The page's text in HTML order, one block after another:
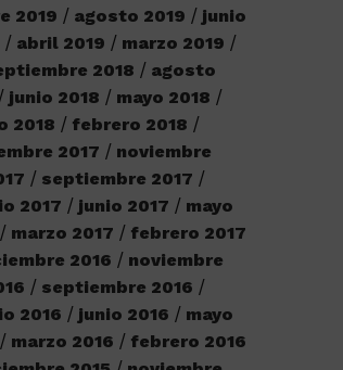
2019 agosto 2019
junio
abril 2019
marzo 2019
2018
agosto
junio 2018
mayo 2018
2018
febrero 2018
2017
noviembre
septiembre 2017
2017 junio 2017
mayo
marzo 2017
febrero 2017
2016
noviembre
septiembre 2016
2016 junio 2016
mayo
marzo 2016
febrero 2016